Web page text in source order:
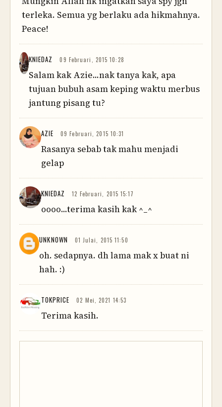
terleka. Semua yg berlaku ada hikmahnya.
Peace!
KNIEDAZ 09 Februari, 2015 10:28
Salam kak Azie...nak tanya kak, apa
tujuan bubuh asam keping waktu merbus
jantung pisang tu?
AZIE 09 Februari, 2015 10:31
Rasanya sebab tak mahu menjadi
gelap
KNIEDAZ 12 Februari, 2015 15:17
oooo...terima kasih kak ^_^
UNKNOWN 01 Julai, 2015 11:50
oh. sedapnya. dh lama mak x buat ni
hah. :)
TOKPRICE 02 Mei, 2021 14:53
Terima kasih.